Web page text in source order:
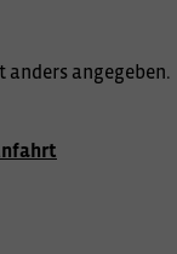
angegeben.